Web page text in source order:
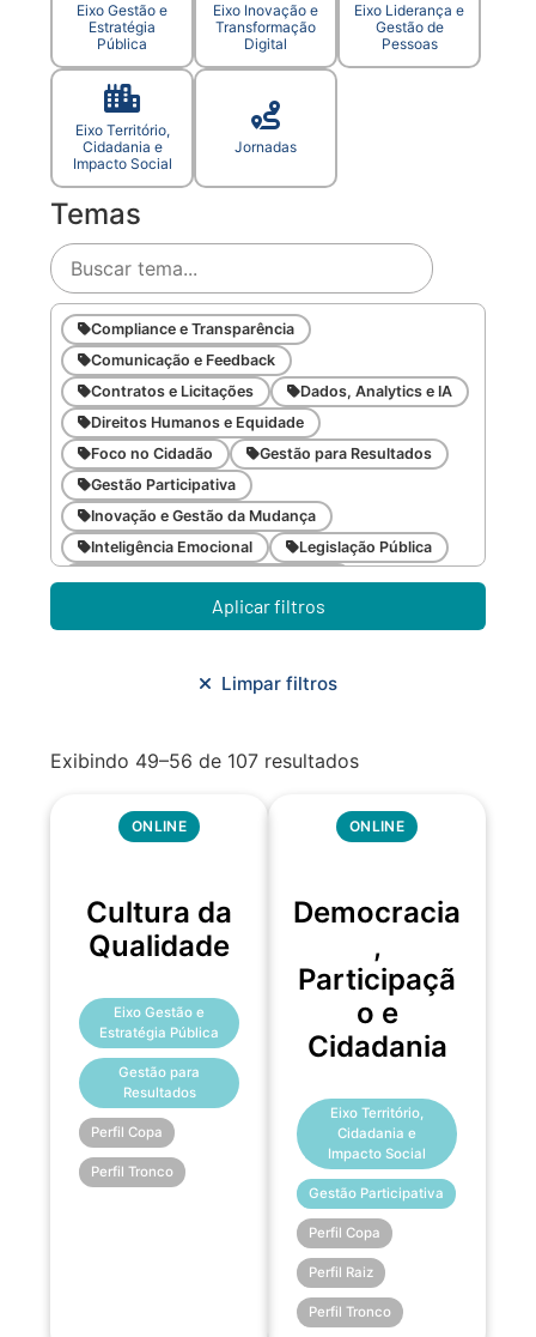
Eixo Gestão e
Estratégia
Pública
Eixo Inovação e
Transformação
Digital
Eixo Liderança e
Gestão de
Pessoas
Eixo Território,
Cidadania e
Impacto Social
Jornadas
Temas
Compliance e Transparência
Comunicação e Feedback
Contratos e Licitações
Dados, Analytics e IA
Direitos Humanos e Equidade
Foco no Cidadão
Gestão para Resultados
Gestão Participativa
Inovação e Gestão da Mudança
Inteligência Emocional
Legislação Pública
Meio Ambiente e Sustentabilidade
Metodologias Ágeis
Orçamento e Finanças
Planejamento Urbano/Mobilidade
Aplicar filtros
Limpar filtros
Exibindo 49–56 de 107 resultados
ONLINE
Cultura da
Qualidade
Eixo Gestão e
Estratégia Pública
Gestão para
Resultados
Perfil Copa
Perfil Tronco
ONLINE
Democracia
,
Participaçã
o e
Cidadania
Eixo Território,
Cidadania e
Impacto Social
Gestão Participativa
Perfil Copa
Perfil Raiz
Perfil Tronco